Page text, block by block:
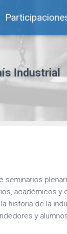
Industrial
académicos y
historia de la
y